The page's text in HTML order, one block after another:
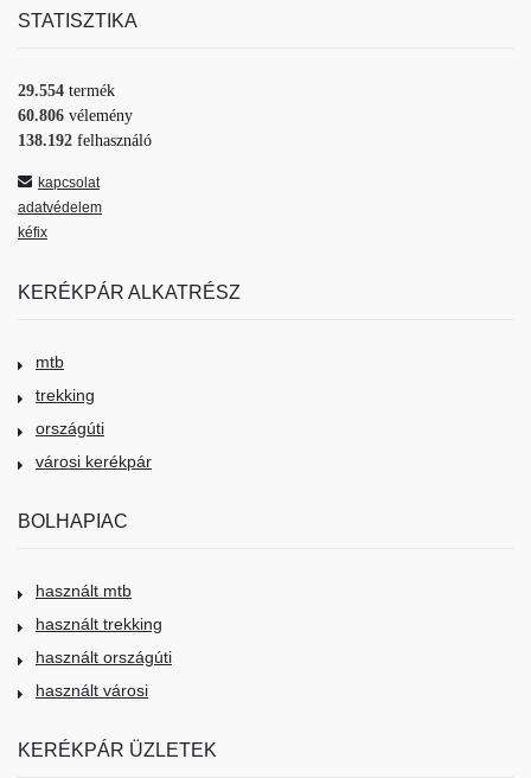
STATISZTIKA
29.554 termék
60.806 vélemény
138.192 felhasználó
kapcsolat
adatvédelem
kéfix
KERÉKPÁR ALKATRÉSZ
mtb
trekking
országúti
városi kerékpár
BOLHAPIAC
használt mtb
használt trekking
használt országúti
használt városi
KERÉKPÁR ÜZLETEK